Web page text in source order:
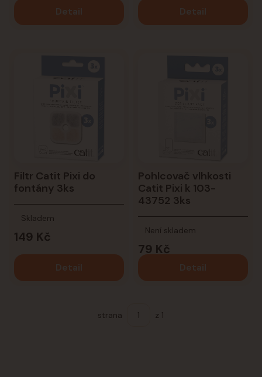
Detail Detail
Filtr Catit Pixi do
fontány 3ks
149 Kč
Skladem
Detail
Pohlcovač vlhkosti
Catit Pixi k 103-
43752 3ks
79 Kč
Není skladem
Detail
strana z 1